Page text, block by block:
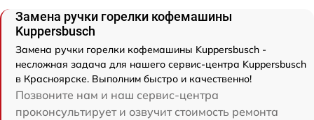
Замена ручки горелки кофемашины
Kuppersbusch
Замена ручки горелки кофемашины Kuppersbusch -
несложная задача для нашего сервис-центра Kuppersbusch
в Красноярске. Выполним быстро и качественно!
Позвоните нам и наш сервис-центра
проконсультирует и озвучит стоимость ремонта